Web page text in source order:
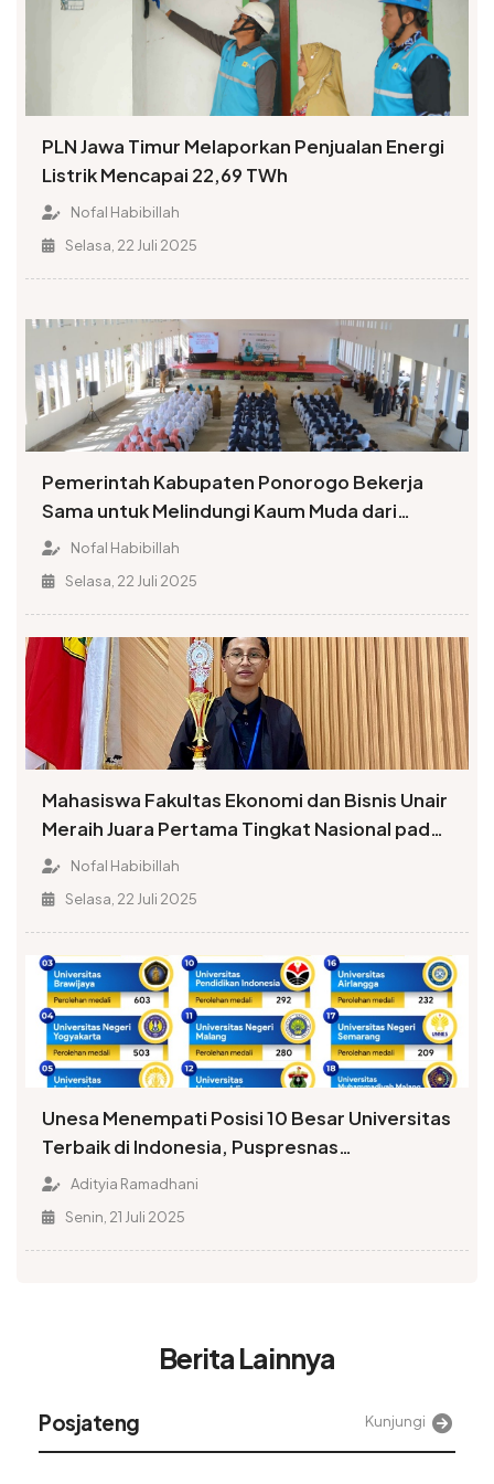
PLN Jawa Timur Melaporkan Penjualan Energi
Listrik Mencapai 22,69 TWh
Nofal Habibillah
Selasa, 22 Juli 2025
Pemerintah Kabupaten Ponorogo Bekerja
Sama untuk Melindungi Kaum Muda dari
Penyalahgunaan Narkoba
Nofal Habibillah
Selasa, 22 Juli 2025
Mahasiswa Fakultas Ekonomi dan Bisnis Unair
Meraih Juara Pertama Tingkat Nasional pada
Kompetisi Da’i
Nofal Habibillah
Selasa, 22 Juli 2025
Unesa Menempati Posisi 10 Besar Universitas
Terbaik di Indonesia, Puspresnas
Menobatkan Peringkat 6
Adityia Ramadhani
Senin, 21 Juli 2025
Berita Lainnya
Alinea Kunjungi